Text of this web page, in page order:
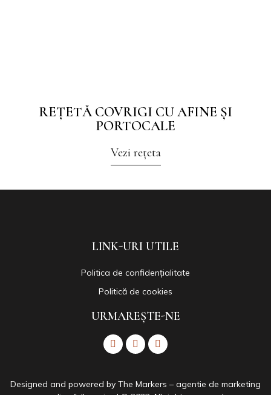
REȚETĂ COVRIGI CU AFINE ȘI
PORTOCALE
Vezi rețeta
LINK-URI UTILE
Politica de confidențialitate
Politică de cookies
URMAREȘTE-NE
Designed and powered by The Markers – agentie de marketing